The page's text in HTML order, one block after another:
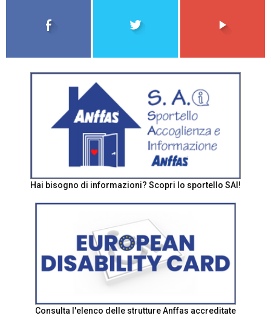
Hai bisogno di informazioni? Scopri lo sportello SAI!
Consulta l'elenco delle strutture Anffas accreditate